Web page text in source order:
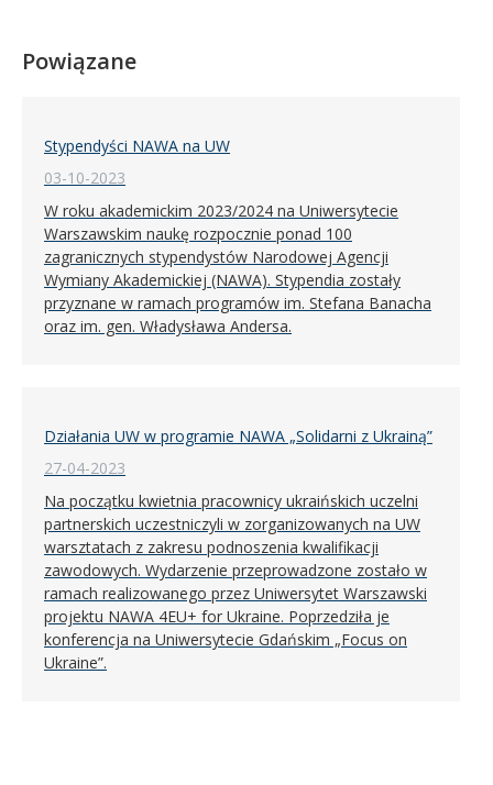
Powiązane
Stypendyści NAWA na UW
03-10-2023
W roku akademickim 2023/2024 na Uniwersytecie
Warszawskim naukę rozpocznie ponad 100
zagranicznych stypendystów Narodowej Agencji
Wymiany Akademickiej (NAWA). Stypendia zostały
przyznane w ramach programów im. Stefana Banacha
oraz im. gen. Władysława Andersa.
Działania UW w programie NAWA „Solidarni z Ukrainą”
27-04-2023
Na początku kwietnia pracownicy ukraińskich uczelni
partnerskich uczestniczyli w zorganizowanych na UW
warsztatach z zakresu podnoszenia kwalifikacji
zawodowych. Wydarzenie przeprowadzone zostało w
ramach realizowanego przez Uniwersytet Warszawski
projektu NAWA 4EU+ for Ukraine. Poprzedziła je
konferencja na Uniwersytecie Gdańskim „Focus on
Ukraine”.